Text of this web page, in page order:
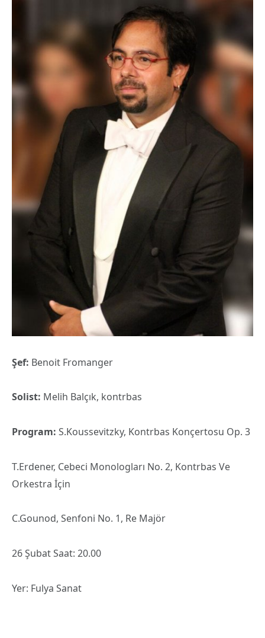
Şef: Benoit Fromanger
Solist: Melih Balçık, kontrbas
Program: S.Koussevitzky, Kontrbas Konçertosu Op. 3
T.Erdener, Cebeci Monologları No. 2, Kontrbas Ve
Orkestra İçin
C.Gounod, Senfoni No. 1, Re Majör
26 Şubat Saat: 20.00
Yer: Fulya Sanat